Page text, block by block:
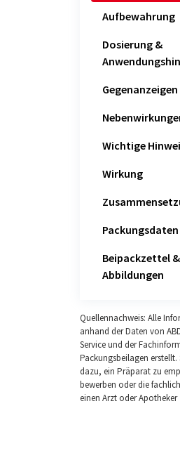
Aufbewahrung
Dosierung &
Gegenanzeigen
Wichtige
Wirkung
Packungsdaten
Beipackzettel &
Abbildungen
Quellennachweis: Alle
anhand der Daten von
Service und der
Packungsbeilagen erstellt.
dazu, ein Präparat zu
bewerben oder die
einen Arzt oder Apotheker